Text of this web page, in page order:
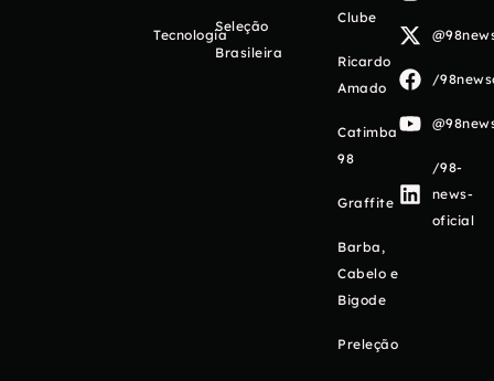
Tecnologia
Seleção
Brasileira
Clube
Ricardo
Amado
Catimba
98
Graffite
Barba,
Cabelo e
Bigode
Preleção
/
/98-
news-
oficial